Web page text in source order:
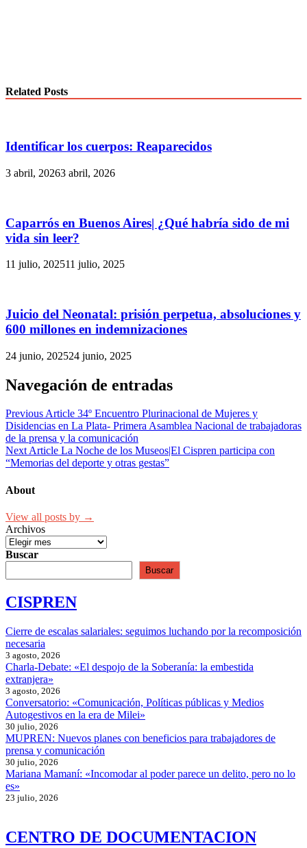
Related Posts
Identificar los cuerpos: Reaparecidos
3 abril, 20263 abril, 2026
Caparrós en Buenos Aires| ¿Qué habría sido de mi
vida sin leer?
11 julio, 202511 julio, 2025
Juicio del Neonatal: prisión perpetua, absoluciones y
600 millones en indemnizaciones
24 junio, 202524 junio, 2025
Navegación de entradas
Previous Article 34º Encuentro Plurinacional de Mujeres y
Disidencias en La Plata- Primera Asamblea Nacional de trabajadoras
de la prensa y la comunicación
Next Article La Noche de los Museos|El Cispren participa con
“Memorias del deporte y otras gestas”
About
View all posts by →
Archivos
Buscar
Buscar
CISPREN
Cierre de escalas salariales: seguimos luchando por la recomposición
necesaria
3 agosto, 2026
Charla-Debate: «El despojo de la Soberanía: la embestida
extranjera»
3 agosto, 2026
Conversatorio: «Comunicación, Políticas públicas y Medios
Autogestivos en la era de Milei»
30 julio, 2026
MUPREN: Nuevos planes con beneficios para trabajadores de
prensa y comunicación
30 julio, 2026
Mariana Mamaní: «Incomodar al poder parece un delito, pero no lo
es»
23 julio, 2026
CENTRO DE DOCUMENTACION